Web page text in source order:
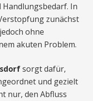
In
zunächst
ohne
akuten Problem.
sorgt dafür,
und gezielt
nur, den Abfluss